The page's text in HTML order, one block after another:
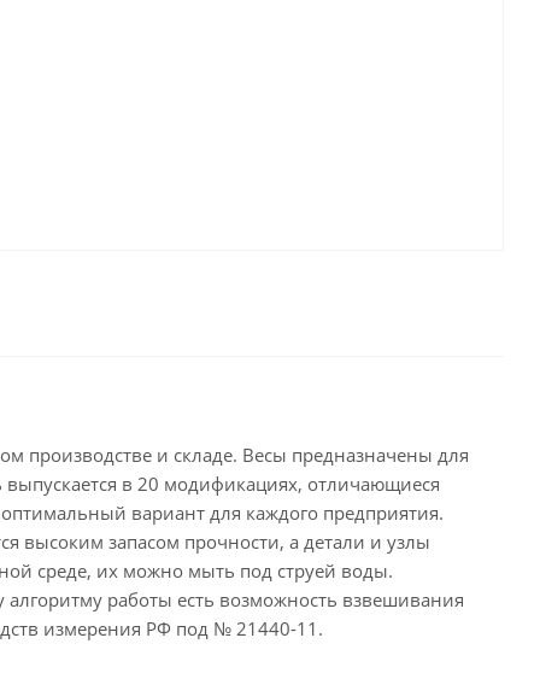
и складе. Весы предназначены для
в 20 модификациях, отличающиеся
вариант для каждого предприятия.
высоким запасом прочности, а детали и узлы
среде, их можно мыть под струей воды.
работы есть возможность взвешивания
измерения РФ под № 21440-11.